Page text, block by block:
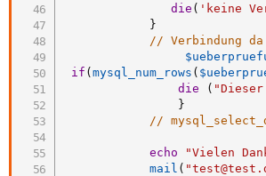
die ( 'keine
}
// Verbindung da
if (mysql_num_rows (
die
(
}
//
echo
"Vielen
mail (